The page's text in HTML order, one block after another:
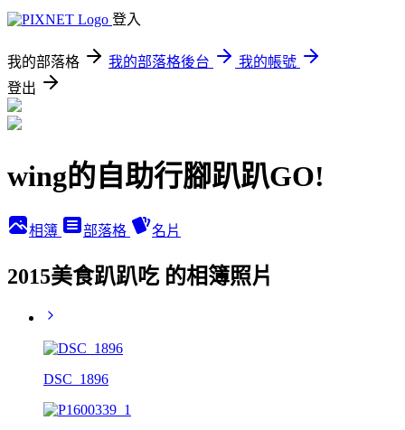
登入
我的部落格 我的部落格後台
我的帳號
登出
wing的自助行腳趴趴GO!
相簿 部落格 名片
2015美食趴趴吃 的相簿照片
DSC_1896